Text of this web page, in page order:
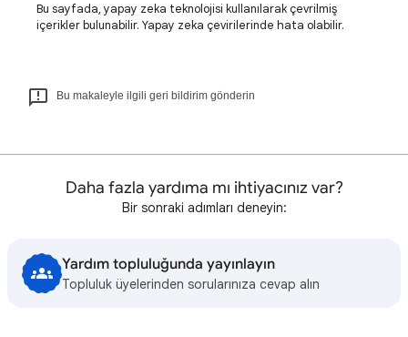
Bu sayfada, yapay zeka teknolojisi kullanılarak çevrilmiş
içerikler bulunabilir. Yapay zeka çevirilerinde hata olabilir.
Bu makaleyle ilgili geri bildirim gönderin
Daha fazla yardıma mı ihtiyacınız var?
Bir sonraki adımları deneyin:
Yardım topluluğunda yayınlayın
Topluluk üyelerinden sorularınıza cevap alın